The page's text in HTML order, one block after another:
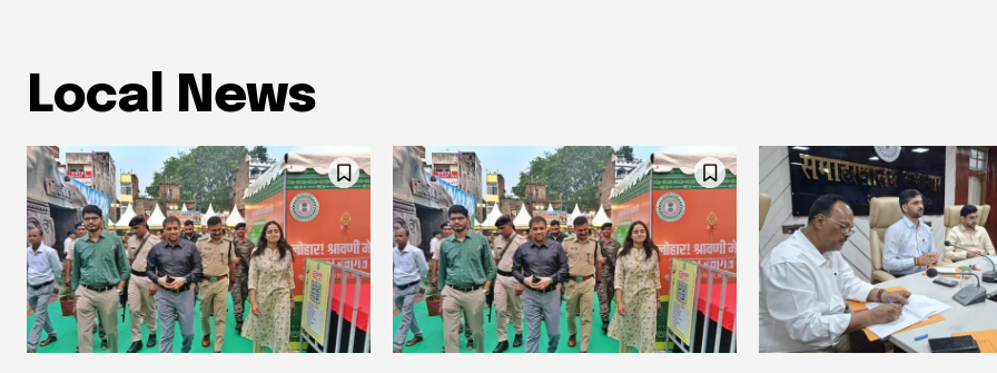
Local News